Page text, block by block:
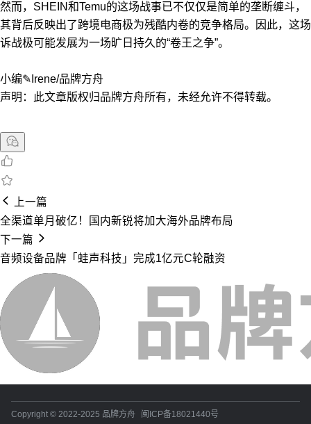
然而，SHEIN和Temu的这场战事已不仅仅是简单的垄断缠斗，
其背后反映出了跨境电商极为残酷内卷的竞争格局。因此，这场
诉战极可能发展为一场旷日持久的“卷王之争”。
小编✎Irene/品牌方舟
声明：此文章版权归品牌方舟所有，未经允许不得转载。
上一篇
全渠道单月破亿！国内新锐将加大海外品牌布局
下一篇
音频设备品牌「蛙声科技」完成1亿元C轮融资
Copyright © 2022-2025 品牌方舟 闽ICP备18021440号